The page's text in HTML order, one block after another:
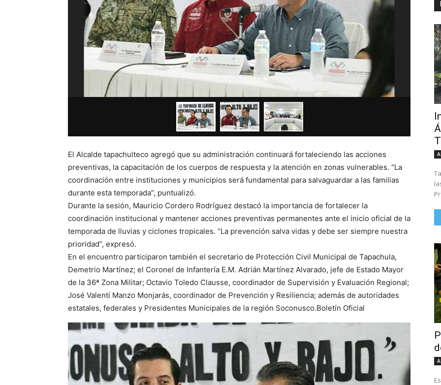
El Alcalde tapachulteco agregó que su administración continuará fortaleciendo las acciones
preventivas, la capacitación de los cuerpos de respuesta y la atención en zonas vulnerables. “La
coordinación entre instituciones y municipios será fundamental para salvaguardar a las familias
durante esta temporada”, puntualizó.
Durante la sesión, Mauricio Cordero Rodríguez destacó la importancia de fortalecer la
coordinación institucional y mantener acciones preventivas permanentes ante el inicio oficial de la
temporada de lluvias y ciclones tropicales. “La prevención salva vidas y debe ser siempre nuestra
prioridad”, expresó.
En el encuentro participaron también el secretario de Protección Civil Municipal de Tapachula,
Demetrio Martínez; el Coronel de Infantería E.M. Adrián Martínez Alvarado, jefe de Estado Mayor
de la 36ª Zona Militar; Octavio Toledo Clausse, coordinador de Supervisión y Evaluación Regional;
José Valentí Manzo Monjarás, coordinador de Prevención y Resiliencia; además de autoridades
estatales, federales y Presidentes Municipales de la región Soconusco.Boletín Oficial